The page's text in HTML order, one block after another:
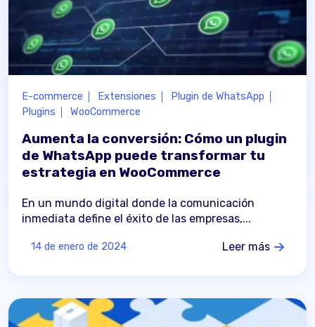
E-commerce Extensiones
Plugin de WhatsApp
Plugins
WooCommerce
Aumenta la conversión: Cómo un plugin
de WhatsApp puede transformar tu
estrategia en WooCommerce
En un mundo digital donde la comunicación
inmediata define el éxito de las empresas,...
14 de enero de 2024 Leer más